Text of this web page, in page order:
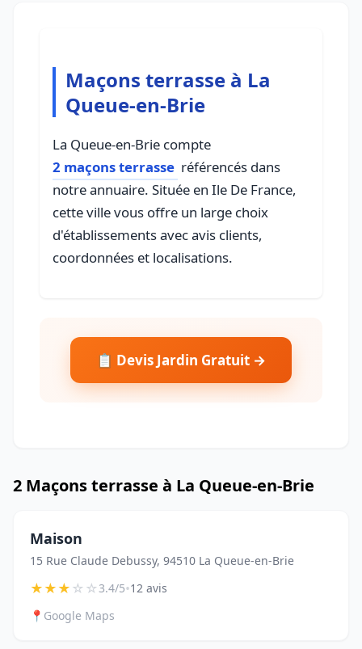
Maçons terrasse à La
Queue-en-Brie
La Queue-en-Brie compte
2 maçons terrasse référencés dans
notre annuaire. Située en Ile De France,
cette ville vous offre un large choix
d'établissements avec avis clients,
coordonnées et localisations.
📋 Devis Jardin Gratuit →
2 Maçons terrasse à La Queue-en-Brie
Maison
15 Rue Claude Debussy, 94510 La Queue-en-Brie
★★★☆☆3.4/5•12 avis
📍 Google Maps